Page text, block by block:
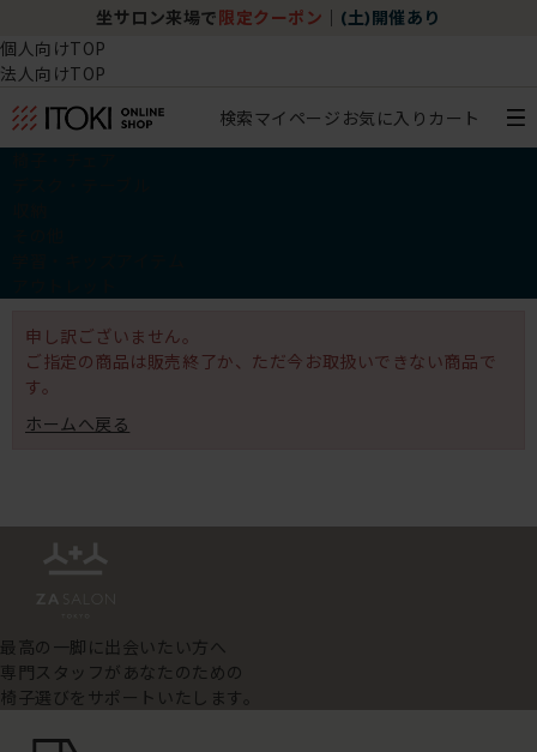
坐サロン来場で 限定クーポン (土)開催あり
個人向けTOP
法人向けTOP
検索マイページ お気に入り カート
申し訳ございません。
ご指定の商品は販売終了か、ただ今お取扱いできない商品で
す。
ホームへ戻る
最高の一脚に出会いたい方へ
専門スタッフがあなたのための
椅子選びをサポートいたします。